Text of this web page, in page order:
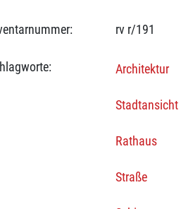
rv r/191
Architektur
Stadtansicht
Rathaus
Straße